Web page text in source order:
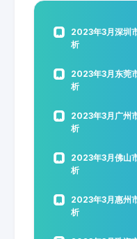
2023年3月深圳
析
2023年3月东莞
析
2023年3月广州
析
2023年3月佛山
析
2023年3月惠州
析